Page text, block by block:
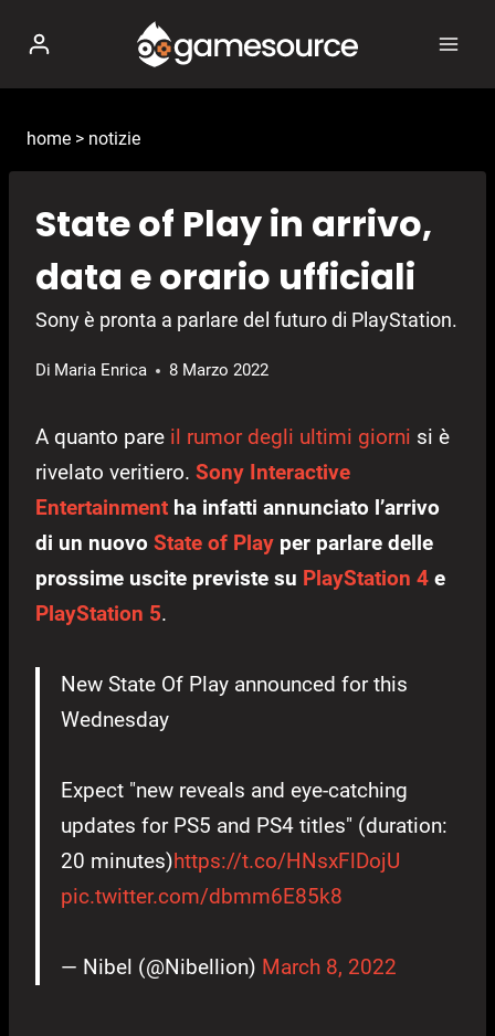
contenuto
home > notizie
State of Play in arrivo,
data e orario ufficiali
Sony è pronta a parlare del futuro di PlayStation.
Di Maria Enrica 8 Marzo 2022
A quanto pare il rumor degli ultimi giorni si è
rivelato veritiero. Sony Interactive
Entertainment ha infatti annunciato l’arrivo
di un nuovo State of Play per parlare delle
prossime uscite previste su PlayStation 4 e
PlayStation 5.
New State Of Play announced for this
Wednesday
Expect "new reveals and eye-catching
updates for PS5 and PS4 titles" (duration:
20 minutes)https://t.co/HNsxFlDojU
pic.twitter.com/dbmm6E85k8
— Nibel (@Nibellion) March 8, 2022